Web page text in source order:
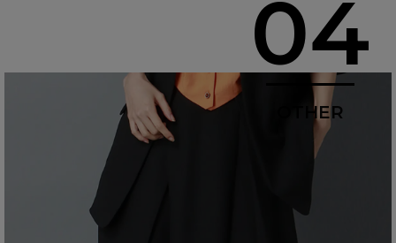
04
OTHER